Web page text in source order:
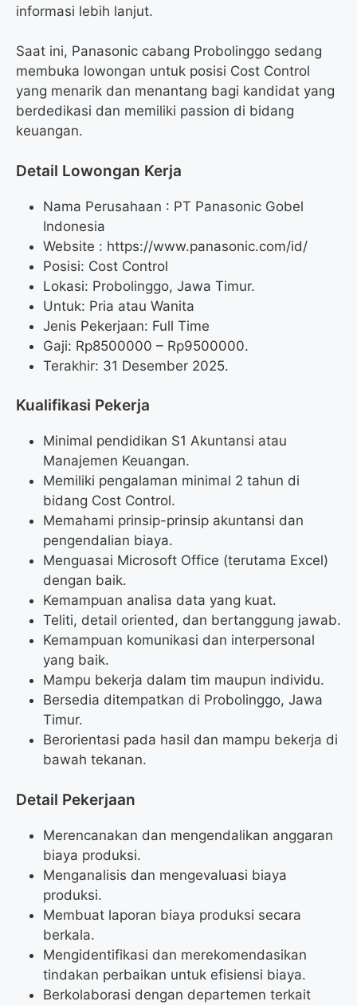
informasi lebih lanjut.
Saat ini, Panasonic cabang Probolinggo sedang
membuka lowongan untuk posisi Cost Control
yang menarik dan menantang bagi kandidat yang
berdedikasi dan memiliki passion di bidang
keuangan.
Detail Lowongan Kerja
Nama Perusahaan : PT Panasonic Gobel
Indonesia
Website : https://www.panasonic.com/id/
Posisi: Cost Control
Lokasi: Probolinggo, Jawa Timur.
Untuk: Pria atau Wanita
Jenis Pekerjaan: Full Time
Gaji: Rp8500000 – Rp9500000.
Terakhir: 31 Desember 2025.
Kualifikasi Pekerja
Minimal pendidikan S1 Akuntansi atau
Manajemen Keuangan.
Memiliki pengalaman minimal 2 tahun di
bidang Cost Control.
Memahami prinsip-prinsip akuntansi dan
pengendalian biaya.
Menguasai Microsoft Office (terutama Excel)
dengan baik.
Kemampuan analisa data yang kuat.
Teliti, detail oriented, dan bertanggung jawab.
Kemampuan komunikasi dan interpersonal
yang baik.
Mampu bekerja dalam tim maupun individu.
Bersedia ditempatkan di Probolinggo, Jawa
Timur.
Berorientasi pada hasil dan mampu bekerja di
bawah tekanan.
Detail Pekerjaan
Merencanakan dan mengendalikan anggaran
biaya produksi.
Menganalisis dan mengevaluasi biaya
produksi.
Membuat laporan biaya produksi secara
berkala.
Mengidentifikasi dan merekomendasikan
tindakan perbaikan untuk efisiensi biaya.
Berkolaborasi dengan departemen terkait